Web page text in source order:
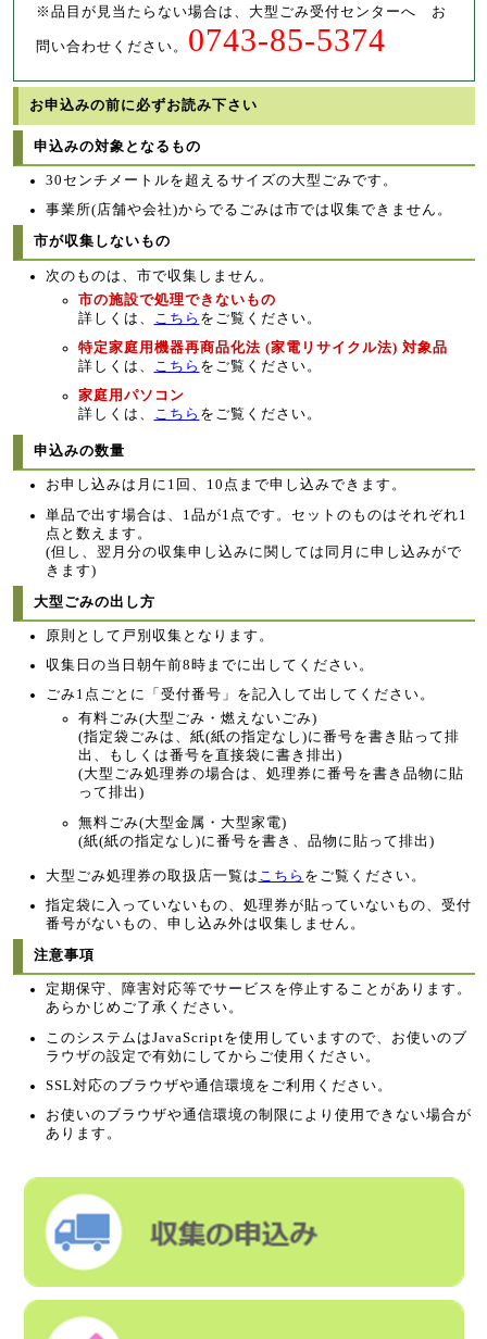
※品目が見当たらない場合は、大型ごみ受付センターへ お
問い合わせください。 0743-85-5374
お申込みの前に必ずお読み下さい
申込みの対象となるもの
30センチメートルを超えるサイズの大型ごみです。
事業所(店舗や会社)からでるごみは市では収集できません。
市が収集しないもの
次のものは、市で収集しません。
市の施設で処理できないもの
詳しくは、
こちら をご覧ください。
特定家庭用機器再商品化法 (家電リサイクル法) 対象品
詳しくは、
こちら をご覧ください。
家庭用パソコン
詳しくは、
こちら をご覧ください。
申込みの数量
お申し込みは月に1回、10点まで申し込みできます。
単品で出す場合は、1品が1点です。セットのものはそれぞれ1
点と数えます。
(但し、翌月分の収集申し込みに関しては同月に申し込みがで
きます)
大型ごみの出し方
原則として戸別収集となります。
収集日の当日朝午前8時までに出してください。
ごみ1点ごとに「受付番号」を記入して出してください。
有料ごみ(大型ごみ・燃えないごみ)
(指定袋ごみは、紙(紙の指定なし)に番号を書き貼って排
出、もしくは番号を直接袋に書き排出)
(大型ごみ処理券の場合は、処理券に番号を書き品物に貼
って排出)
無料ごみ(大型金属・大型家電)
(紙(紙の指定なし)に番号を書き、品物に貼って排出)
大型ごみ処理券の取扱店一覧は こちら をご覧ください。
指定袋に入っていないもの、処理券が貼っていないもの、受付
番号がないもの、申し込み外は収集しません。
注意事項
定期保守、障害対応等でサービスを停止することがあります。
あらかじめご了承ください。
このシステムはJavaScriptを使用していますので、お使いのブ
ラウザの設定で有効にしてからご使用ください。
SSL対応のブラウザや通信環境をご利用ください。
お使いのブラウザや通信環境の制限により使用できない場合が
あります。